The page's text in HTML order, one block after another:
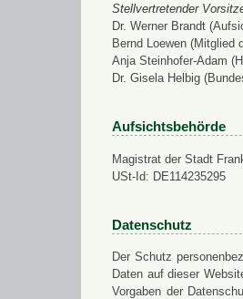
Stellvertretender
Dr. Werner Brandt
Bernd Loewen (Mitglied
Anja Steinhofer-Adam
Dr. Gisela Helbig
Aufsichtsbehörde
Magistrat der Stadt
USt-Id: DE114235295
Datenschutz
Der Schutz
Daten auf dieser
Vorgaben der